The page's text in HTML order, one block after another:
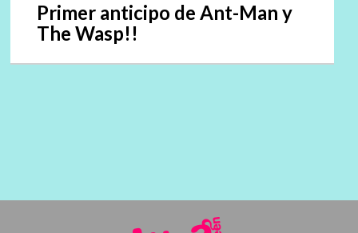
Primer anticipo de Ant-Man y
The Wasp!!